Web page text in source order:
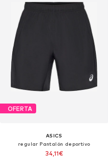
OFERTA
ASICS
regular Pantalón deportivo
34,11€